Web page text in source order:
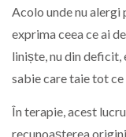
Acolo unde nu alergi
exprima ceea ce ai
liniște, nu din deficit,
sabie care taie tot
În terapie, acest
recunoașterea